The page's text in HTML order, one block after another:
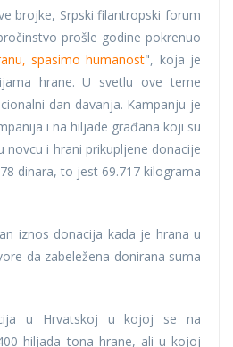
brojke, Srpski filantropski forum
prošle godine pokrenuo
spasimo humanost", koja je
hrane. U svetlu ove teme
dan davanja. Kampanju je
i na hiljade građana koji su
novcu i hrani prikupljene donacije
dinara, to jest 69.717 kilograma
iznos donacija kada je hrana u
da zabeležena donirana suma
u Hrvatskoj u kojoj se na
hiljada tona hrane, ali u kojoj